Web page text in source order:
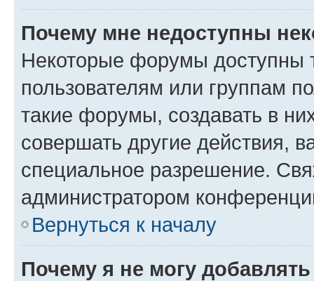
Почему мне недоступны
Некоторые форумы доступны
пользователям или группам
такие форумы, создавать в
совершать другие действия,
специальное разрешение.
администратором
Вернуться к началу
Почему я не могу